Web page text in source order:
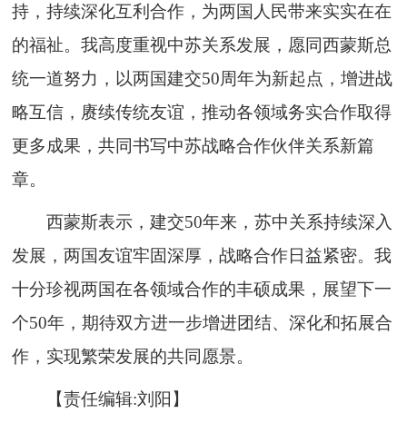
持，持续深化互利合作，为两国人民带来实实在在
的福祉。我高度重视中苏关系发展，愿同西蒙斯总
统一道努力，以两国建交50周年为新起点，增进战
略互信，赓续传统友谊，推动各领域务实合作取得
更多成果，共同书写中苏战略合作伙伴关系新篇
章。
西蒙斯表示，建交50年来，苏中关系持续深入
发展，两国友谊牢固深厚，战略合作日益紧密。我
十分珍视两国在各领域合作的丰硕成果，展望下一
个50年，期待双方进一步增进团结、深化和拓展合
作，实现繁荣发展的共同愿景。
【责任编辑:刘阳】